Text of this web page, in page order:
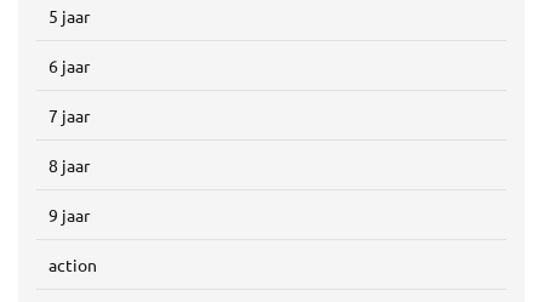
5 jaar
6 jaar
7 jaar
8 jaar
9 jaar
action